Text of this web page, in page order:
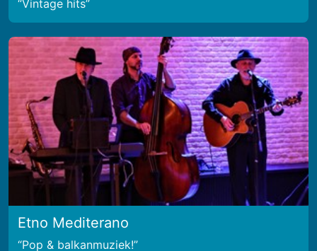
Vintage hits
Etno Mediterano
Pop & balkanmuziek!